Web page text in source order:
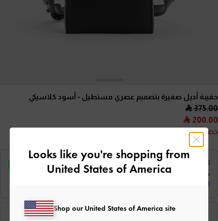
حقيبة أديل صغيرة بتصميم عصري مستطيل - أسود كلاسيكي
375.00
200.00
خصم 47%
Looks like you're shopping from
United States of America
Shop our United States of America site